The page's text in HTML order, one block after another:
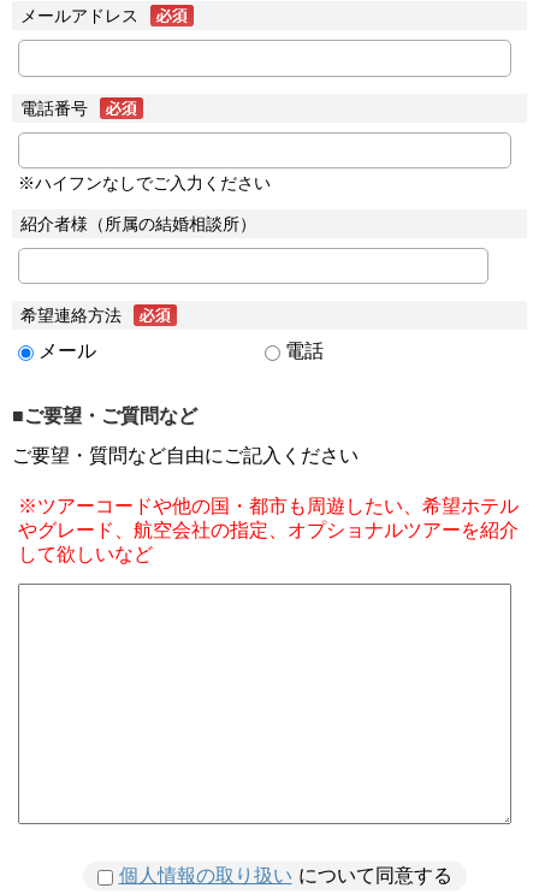
メールアドレス
電話番号
※ハイフンなしでご入力ください
紹介者様（所属の結婚相談所）
希望連絡方法
メール 電話
■ご要望・ご質問など
ご要望・質問など自由にご記入ください
※ツアーコードや他の国・都市も周遊したい、希望ホテル
やグレード、航空会社の指定、オプショナルツアーを紹介
して欲しいなど
個人情報の取り扱い について同意する